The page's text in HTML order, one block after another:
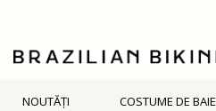
NOUTĂŢI COSTUME DE BAIE